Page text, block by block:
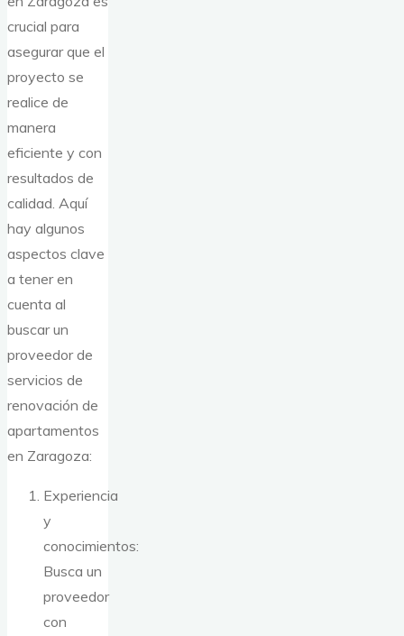
crucial para
asegurar que el
proyecto se
realice de
manera
eficiente y con
resultados de
calidad. Aquí
hay algunos
aspectos clave
a tener en
cuenta al
buscar un
proveedor de
servicios de
renovación de
apartamentos
en Zaragoza:
Experiencia
y
conocimientos:
Busca un
proveedor
con